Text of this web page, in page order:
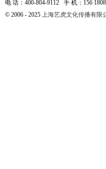
电 话：400-804-9112 手 机：156
© 2006 - 2025 上海艺虎文化传播有限